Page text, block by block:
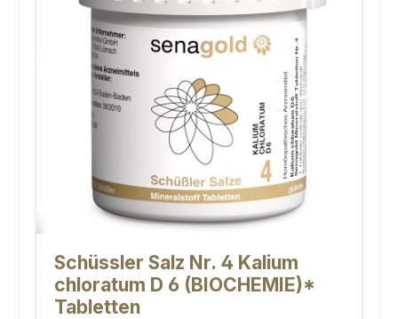
Schüssler Salz Nr. 4 Kalium
chloratum D 6 (BIOCHEMIE)*
Tabletten